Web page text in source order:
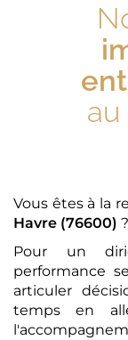
au
Vous êtes à la
Havre (76600) ?
Pour un
performance
articuler
temps en